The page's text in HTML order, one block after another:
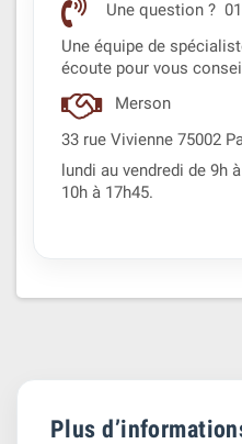
Une question ?
Une équipe de
écoute pour vous
Merson
33 rue Vivienne 75002
lundi au vendredi de 9h
10h à 17h45.
Plus